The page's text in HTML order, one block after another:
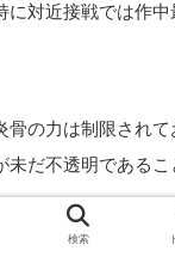
に対近接戦では作中
骨の力は制限され
未だ不透明であるこ
検索